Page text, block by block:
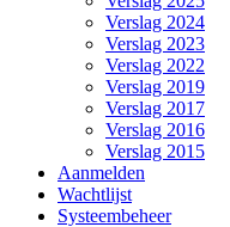
Verslag 2024
Verslag 2023
Verslag 2022
Verslag 2019
Verslag 2017
Verslag 2016
Verslag 2015
Aanmelden
Wachtlijst
Systeembeheer